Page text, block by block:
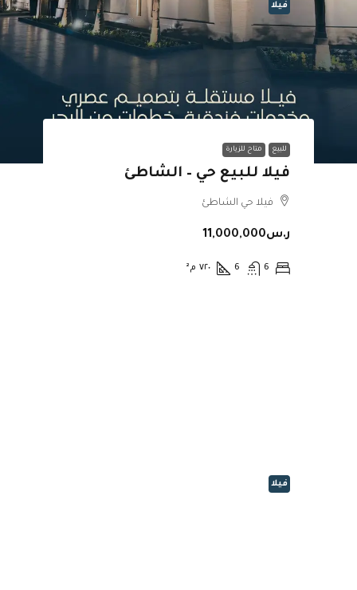
للبيع متاح للزيارة
فيلا للبيع حي – الشاطئ
فيلا حي الشاطئ
ر.س11,000,000
6
6 ٧٢٠ م²
فيلا
فيلا